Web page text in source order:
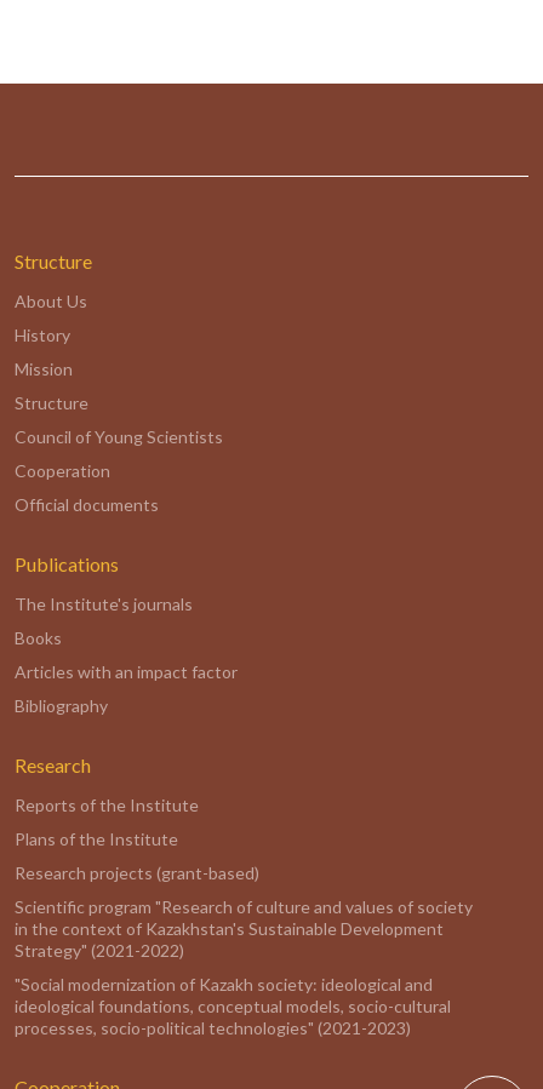
Structure
About Us
History
Mission
Structure
Council of Young Scientists
Cooperation
Official documents
Publications
The Institute's journals
Books
Articles with an impact factor
Bibliography
Research
Reports of the Institute
Plans of the Institute
Research projects (grant-based)
Scientific program "Research of culture and values of society
in the context of Kazakhstan's Sustainable Development
Strategy" (2021-2022)
"Social modernization of Kazakh society: ideological and
ideological foundations, conceptual models, socio-cultural
processes, socio-political technologies" (2021-2023)